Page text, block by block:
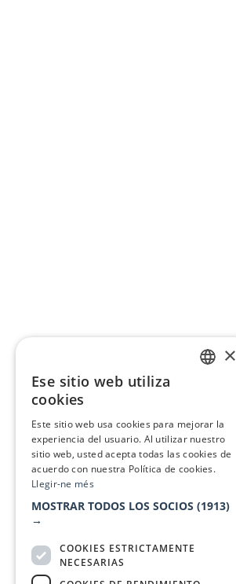
×
Ese sitio web utiliza
cookies
Este sitio web usa cookies para mejorar la
experiencia del usuario. Al utilizar nuestro
sitio web, usted acepta todas las cookies de
acuerdo con nuestra Política de cookies.
Llegir-ne més
MOSTRAR TODOS LOS SOCIOS (1913)
→
COOKIES ESTRICTAMENTE
NECESARIAS